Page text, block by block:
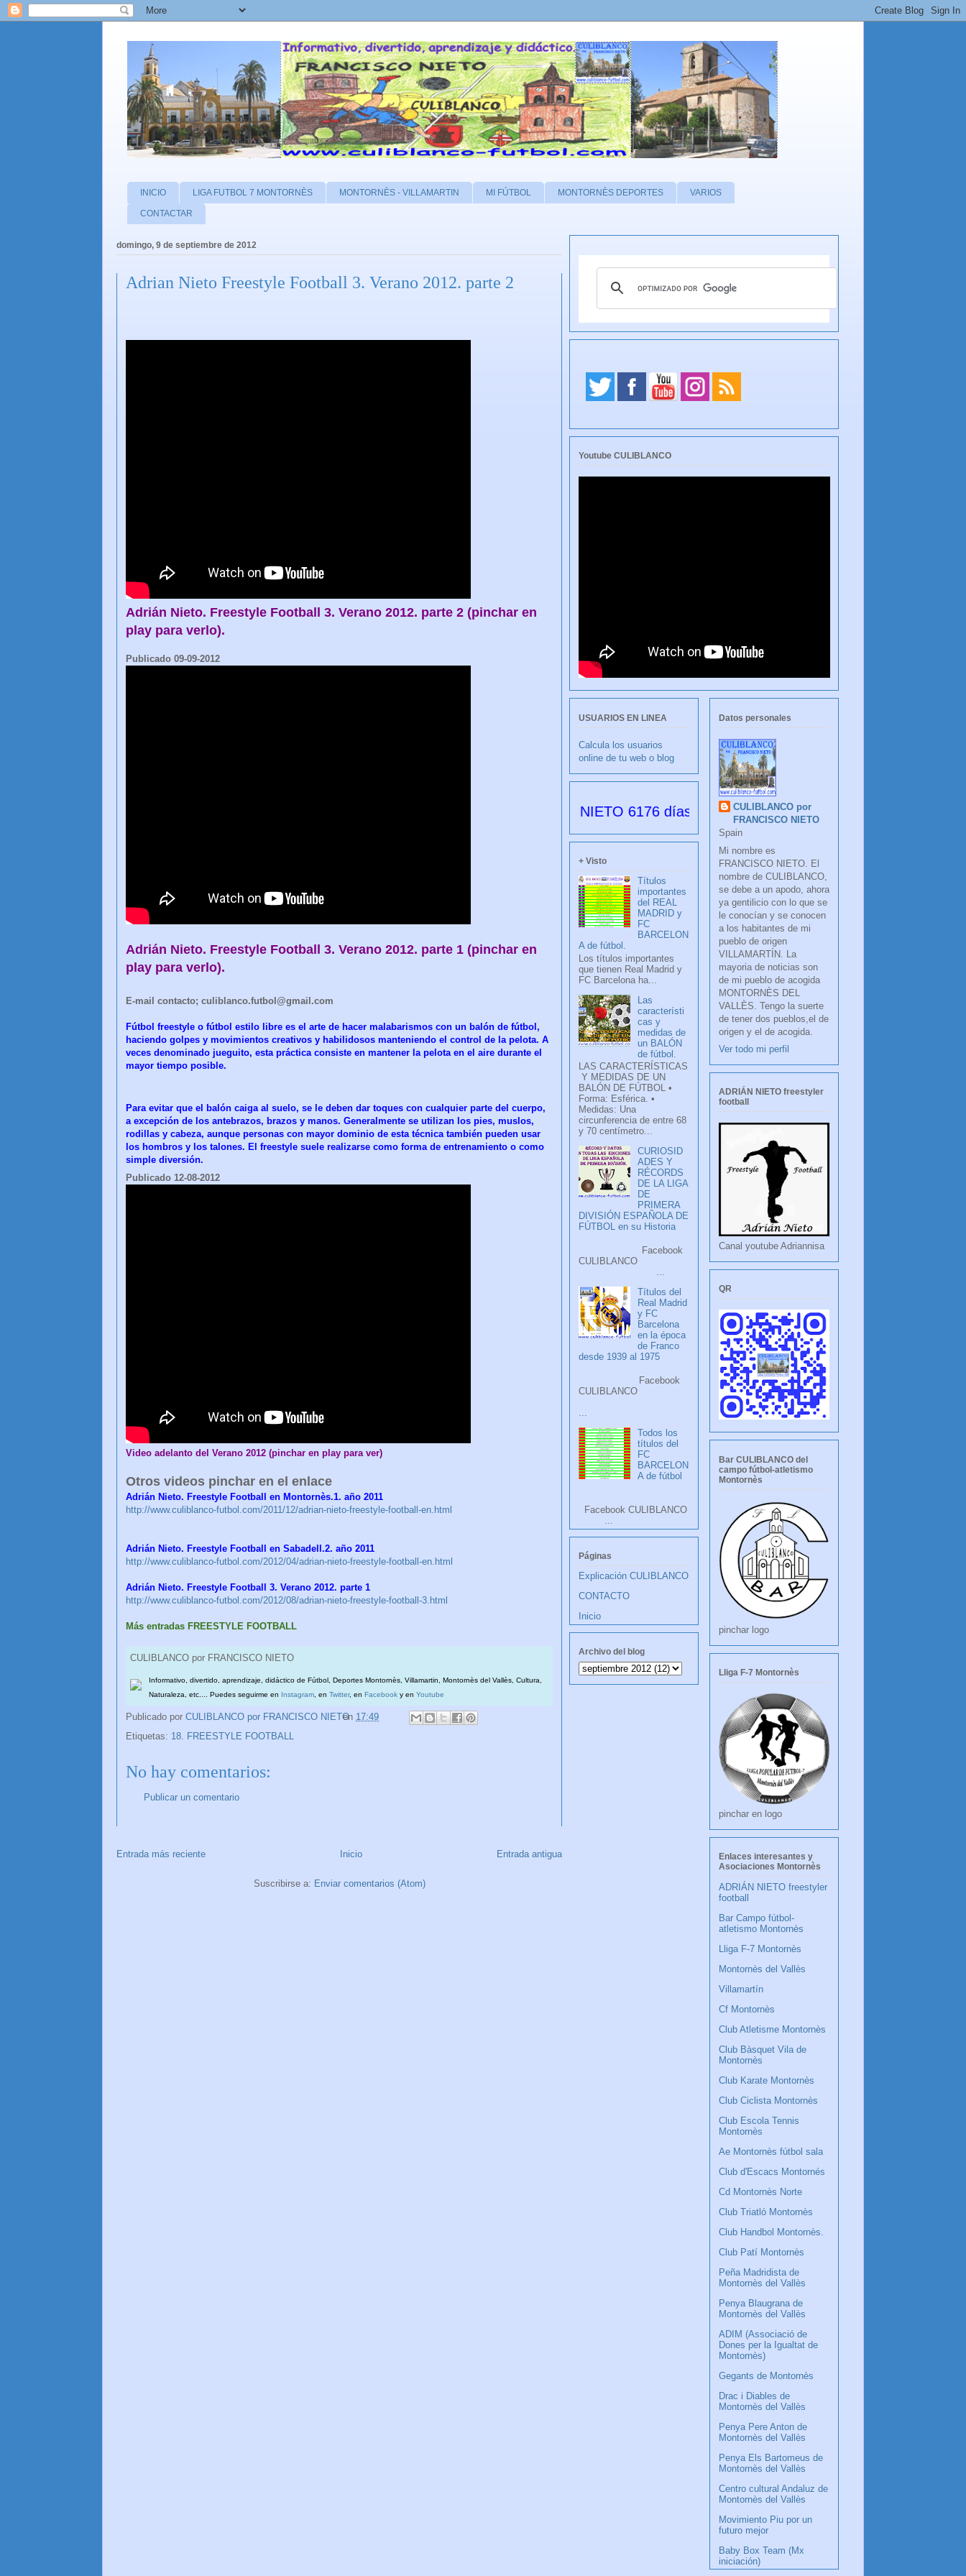
INICIO LIGA FUTBOL 7 MONTORNÈS MONTORNÈS - VILLAMARTIN MI FÚTBOL MONTORNÈS DEPORTES VARIOS
CONTACTAR
domingo, 9 de septiembre de 2012
Adrian Nieto Freestyle Football 3. Verano 2012. parte 2
Adrián Nieto. Freestyle Football 3. Verano 2012. parte 2 (pinchar en
play para verlo).
Publicado 09-09-2012
Adrián Nieto. Freestyle Football 3. Verano 2012. parte 1 (pinchar en
play para verlo).
E-mail contacto; culiblanco.futbol@gmail.com
Fútbol freestyle o fútbol estilo libre es el arte de hacer malabarismos con un balón de fútbol,
haciendo golpes y movimientos creativos y habilidosos manteniendo el control de la pelota. A
veces denominado jueguito, esta práctica consiste en mantener la pelota en el aire durante el
mayor tiempo posible.
Para evitar que el balón caiga al suelo, se le deben dar toques con cualquier parte del cuerpo,
a excepción de los antebrazos, brazos y manos. Generalmente se utilizan los pies, muslos,
rodillas y cabeza, aunque personas con mayor dominio de esta técnica también pueden usar
los hombros y los talones. El freestyle suele realizarse como forma de entrenamiento o como
simple diversión.
Publicado 12-08-2012
Video adelanto del Verano 2012 (pinchar en play para ver)
Otros videos pinchar en el enlace
Adrián Nieto. Freestyle Football en Montornès.1. año 2011
http://www.culiblanco-futbol.com/2011/12/adrian-nieto-freestyle-football-en.html
Adrián Nieto. Freestyle Football en Sabadell.2. año 2011
http://www.culiblanco-futbol.com/2012/04/adrian-nieto-freestyle-football-en.html
Adrián Nieto. Freestyle Football 3. Verano 2012. parte 1
http://www.culiblanco-futbol.com/2012/08/adrian-nieto-freestyle-football-3.html
Más entradas FREESTYLE FOOTBALL
CULIBLANCO por FRANCISCO NIETO
Informativo, divertido, aprendizaje, didáctico de Fútbol, Deportes Montornès, Villamartin, Montornès del Vallès, Cultura,
Naturaleza, etc.... Puedes seguirme en Instagram , en Twitter, en Facebook y en Youtube
Publicado por CULIBLANCO por FRANCISCO NIETO
en 17:49
Etiquetas: 18. FREESTYLE FOOTBALL
No hay comentarios:
Publicar un comentario
Entrada más reciente Entrada antigua
Inicio
Suscribirse a: Enviar comentarios (Atom)
Youtube CULIBLANCO
USUARIOS EN LINEA
Calcula los usuarios
online de tu web o blog
CULIBLANCO por FRANCISCO NIETO 6176 días desde su creación
+ Visto
Títulos
importantes
del REAL
MADRID y
FC
BARCELON
A de fútbol.
Los títulos importantes
que tienen Real Madrid y
FC Barcelona ha...
Las
característi
cas y
medidas de
un BALÓN
de fútbol.
LAS CARACTERÍSTICAS
Y MEDIDAS DE UN
BALÓN DE FÚTBOL •
Forma: Esférica. •
Medidas: Una
circunferencia de entre 68
y 70 centímetro...
CURIOSID
ADES Y
RÉCORDS
DE LA LIGA
DE
PRIMERA
DIVISIÓN ESPAÑOLA DE
FÚTBOL en su Historia
Facebook
CULIBLANCO
...
Títulos del
Real Madrid
y FC
Barcelona
en la época
de Franco
desde 1939 al 1975
Facebook
CULIBLANCO
Todos los
títulos del
FC
BARCELON
A de fútbol
Facebook CULIBLANCO
...
Páginas
Explicación CULIBLANCO
CONTACTO
Inicio
Archivo del blog
Datos personales
CULIBLANCO por
FRANCISCO NIETO
Spain
Mi nombre es
FRANCISCO NIETO. El
nombre de CULIBLANCO,
se debe a un apodo, ahora
ya gentilicio con lo que se
le conocían y se conocen
a los habitantes de mi
pueblo de origen
VILLAMARTÍN. La
mayoria de noticias son
de mi pueblo de acogida
MONTORNÈS DEL
VALLÈS. Tengo la suerte
de tener dos pueblos,el de
origen y el de acogida.
Ver todo mi perfil
ADRIÁN NIETO freestyler
football
Canal youtube Adriannisa
QR
Bar CULIBLANCO del
campo fútbol-atletismo
Montornès
pinchar logo
Lliga F-7 Montornès
pinchar en logo
Enlaces interesantes y
Asociaciones Montornès
ADRIÁN NIETO freestyler
football
Bar Campo fútbol-
atletismo Montornès
Lliga F-7 Montornès
Montornès del Vallès
Villamartín
Cf Montornès
Club Atletisme Montornès
Club Bàsquet Vila de
Montornès
Club Karate Montornès
Club Ciclista Montornès
Club Escola Tennis
Montornès
Ae Montornès fútbol sala
Club d'Escacs Montornés
Cd Montornès Norte
Club Triatló Montornès
Club Handbol Montornès.
Club Patí Montornès
Peña Madridista de
Montornès del Vallès
Penya Blaugrana de
Montornès del Vallès
ADIM (Associació de
Dones per la Igualtat de
Montornès)
Gegants de Montornès
Drac i Diables de
Montornès del Vallès
Penya Pere Anton de
Montornès del Vallès
Penya Els Bartomeus de
Montornès del Vallès
Centro cultural Andaluz de
Montornès del Vallès
Movimiento Piu por un
futuro mejor
Baby Box Team (Mx
iniciación)